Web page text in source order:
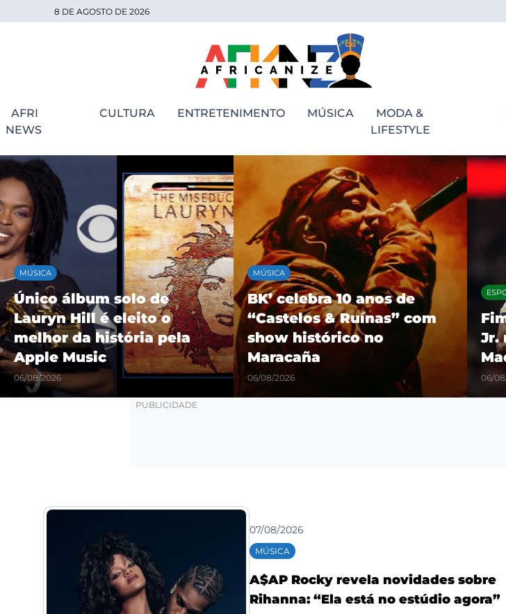
8 DE AGOSTO DE 2026
AFRI
NEWS
CULTURA ENTRETENIMENTO MÚSICA
MODA &
LIFESTYLE
MÚSICA
Único álbum solo de
Lauryn Hill é eleito o
melhor da história pela
Apple Music
06/08/2026
MÚSICA
BK’ celebra 10 anos de
“Castelos & Ruínas” com
show histórico no
Maracaña
06/08/2026
Jr.
06/
07/08/2026
MÚSICA
A$AP Rocky revela novidades sobre
Rihanna: “Ela está no estúdio agora”